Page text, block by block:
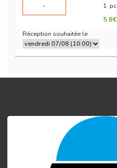
-
1 pc
5.8€
Réception souhaitée le